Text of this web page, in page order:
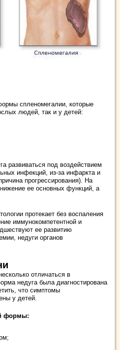
спленомегалии, которые
людей, так и у детей:
развиваться под воздействием
инфекций, из-за инфаркта и
прогрессирования). На
ее основных функций, а
протекает без воспаления
иммунокомпетентной и
ее развитию
недуги органов
отличаться в
недуга была диагностирована
что симптомы
у детей.
формы: